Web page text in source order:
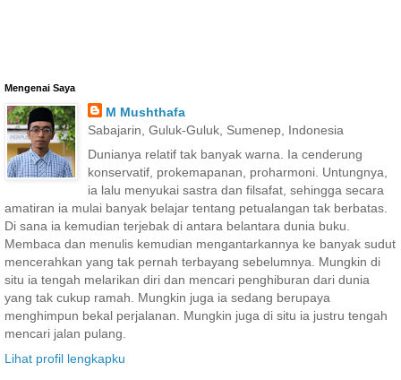
Mengenai Saya
M Mushthafa
Sabajarin, Guluk-Guluk, Sumenep, Indonesia
Dunianya relatif tak banyak warna. Ia cenderung
konservatif, prokemapanan, proharmoni. Untungnya,
ia lalu menyukai sastra dan filsafat, sehingga secara
amatiran ia mulai banyak belajar tentang petualangan tak berbatas.
Di sana ia kemudian terjebak di antara belantara dunia buku.
Membaca dan menulis kemudian mengantarkannya ke banyak sudut
mencerahkan yang tak pernah terbayang sebelumnya. Mungkin di
situ ia tengah melarikan diri dan mencari penghiburan dari dunia
yang tak cukup ramah. Mungkin juga ia sedang berupaya
menghimpun bekal perjalanan. Mungkin juga di situ ia justru tengah
mencari jalan pulang.
Lihat profil lengkapku